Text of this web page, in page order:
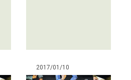
2017/01/10